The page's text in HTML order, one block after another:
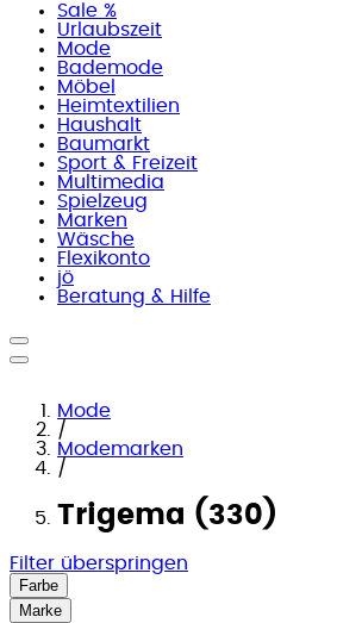
Sale %
Urlaubszeit
Mode
Bademode
Möbel
Heimtextilien
Haushalt
Baumarkt
Sport & Freizeit
Multimedia
Spielzeug
Marken
Wäsche
Flexikonto
jö
Beratung & Hilfe
Mode
/
Modemarken
/
Trigema (330)
Filter überspringen
Farbe
Marke